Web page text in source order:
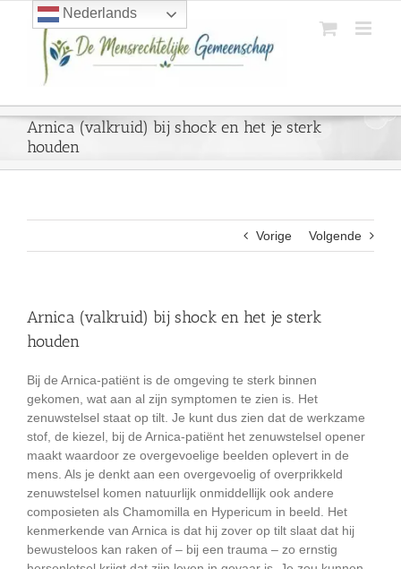
Arnica (valkruid) bij shock en het je sterk
houden
Vorige Volgende
Arnica (valkruid) bij shock en het je sterk
houden
Bij de Arnica-patiënt is de omgeving te sterk binnen
gekomen, wat aan al zijn symptomen te zien is. Het
zenuwstelsel staat op tilt. Je kunt dus zien dat de werkzame
stof, de kiezel, bij de Arnica-patiënt het zenuwstelsel opener
maakt waardoor ze overgevoelige beelden oplevert in de
mens. Als je denkt aan een overgevoelig of overprikkeld
zenuwstelsel komen natuurlijk onmiddellijk ook andere
composieten als Chamomilla en Hypericum in beeld. Het
kenmerkende van Arnica is dat hij zover op tilt slaat dat hij
bewusteloos kan raken of – bij een trauma – zo ernstig
Nederlands